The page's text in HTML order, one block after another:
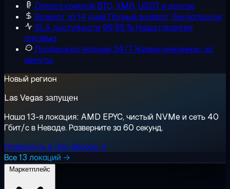
Оплата криптой BTC, XMR, USDT и другие
Возврат за 14 дней Полный возврат, без вопросов
SLA доступности 99,95 % Наша гарантия
аптайма
Поддержка людьми 24/7Живые инженеры, за
минуты
Новый регион
Las Vegas запущен
Наша 13-я локация: AMD EPYC, чистый NVMe и сеть 40
Гбит/с в Неваде. Разверните за 60 секунд.
Развернуть в Лас-Вегасе →
Все 13 локаций →